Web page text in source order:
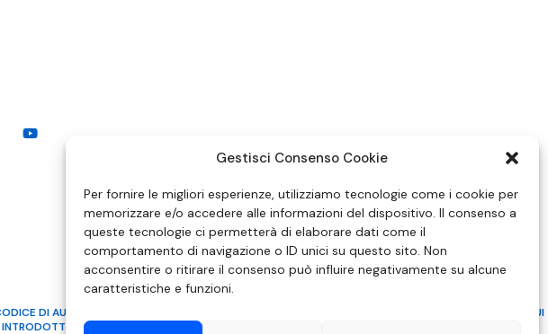
Gestisci Consenso Cookie
Per fornire le migliori esperienze, utilizziamo tecnologie come i cookie per
memorizzare e/o accedere alle informazioni del dispositivo. Il consenso a
queste tecnologie ci permetterà di elaborare dati come il
comportamento di navigazione o ID unici su questo sito. Non
acconsentire o ritirare il consenso può influire negativamente su alcune
caratteristiche e funzioni.
DI AUTOREGOLAMENTAZIONE IN MATERIA DI ATTUAZIONE DEL PRINCIPIO DEL PLURALISMO, DI CUI
DALLA LEGGE 6 NOVEMBRE 2003, N. 313